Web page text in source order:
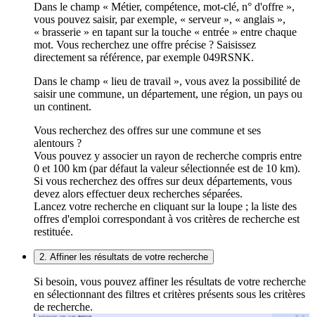
Dans le champ « Métier, compétence, mot-clé, n° d'offre »,
vous pouvez saisir, par exemple, « serveur », « anglais »,
« brasserie » en tapant sur la touche « entrée » entre chaque
mot. Vous recherchez une offre précise ? Saisissez
directement sa référence, par exemple 049RSNK.
Dans le champ « lieu de travail », vous avez la possibilité de
saisir une commune, un département, une région, un pays ou
un continent.
Vous recherchez des offres sur une commune et ses
alentours ?
Vous pouvez y associer un rayon de recherche compris entre
0 et 100 km (par défaut la valeur sélectionnée est de 10 km).
Si vous recherchez des offres sur deux départements, vous
devez alors effectuer deux recherches séparées.
Lancez votre recherche en cliquant sur la loupe ; la liste des
offres d'emploi correspondant à vos critères de recherche est
restituée.
2. Affiner les résultats de votre recherche
Si besoin, vous pouvez affiner les résultats de votre recherche
en sélectionnant des filtres et critères présents sous les critères
de recherche.